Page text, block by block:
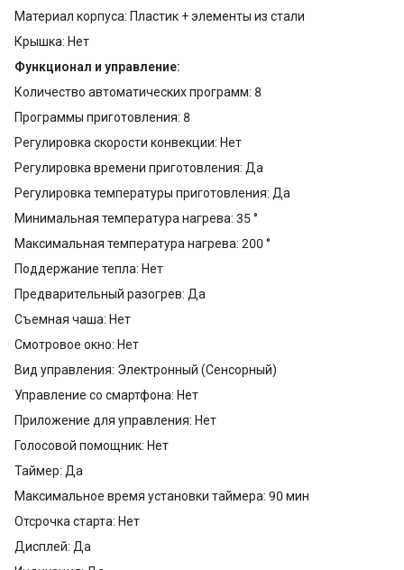
Материал корпуса: Пластик + элементы из стали
Крышка: Нет
Функционал и управление:
Количество автоматических программ: 8
Программы приготовления: 8
Регулировка скорости конвекции: Нет
Регулировка времени приготовления: Да
Регулировка температуры приготовления: Да
Минимальная температура нагрева: 35 °
Максимальная температура нагрева: 200 °
Поддержание тепла: Нет
Предварительный разогрев: Да
Съемная чаша: Нет
Смотровое окно: Нет
Вид управления: Электронный (Сенсорный)
Управление со смартфона: Нет
Приложение для управления: Нет
Голосовой помощник: Нет
Таймер: Да
Максимальное время установки таймера: 90 мин
Отсрочка старта: Нет
Дисплей: Да